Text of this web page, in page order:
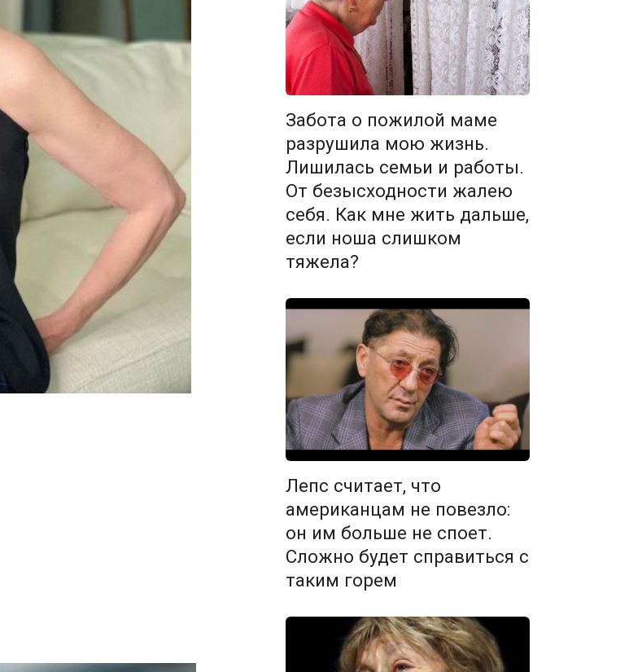
Забота о пожилой маме
разрушила мою жизнь.
Лишилась семьи и работы.
От безысходности жалею
себя. Как мне жить дальше,
если ноша слишком
тяжела?
Лепс считает, что
американцам не повезло:
он им больше не споет.
Сложно будет справиться с
таким горем